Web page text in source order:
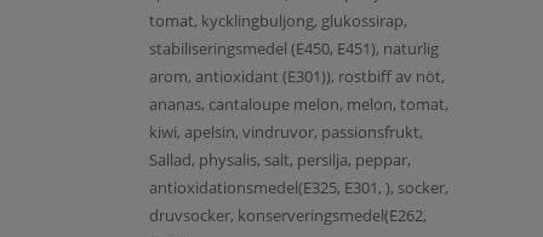
tomat, kycklingbuljong, glukossirap,
stabiliseringsmedel (E450, E451), naturlig
arom, antioxidant (E301)), rostbiff av nöt,
ananas, cantaloupe melon, melon, tomat,
kiwi, apelsin, vindruvor, passionsfrukt,
Sallad, physalis, salt, persilja, peppar,
antioxidationsmedel(E325, E301, ), socker,
druvsocker, konserveringsmedel(E262,